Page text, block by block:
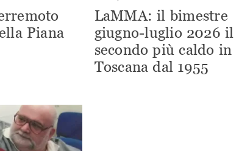
Piana
LaMMA: il bimestre
giugno-luglio 2026 il
secondo più caldo in
Toscana dal 1955